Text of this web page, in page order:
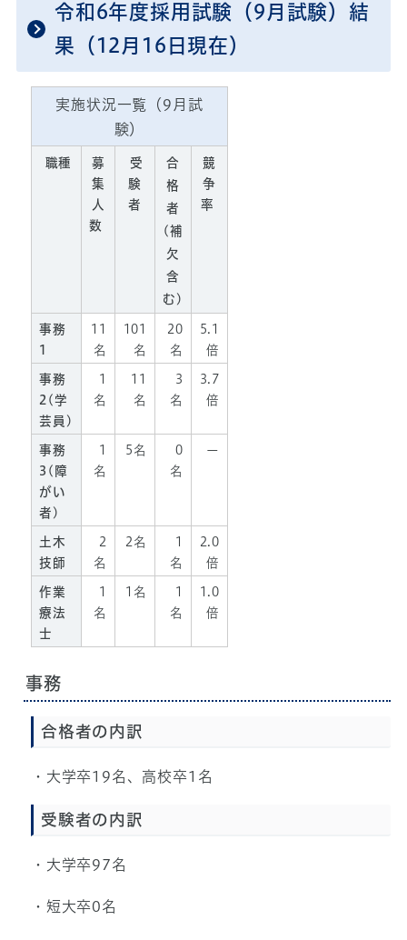
令和6年度採用試験（9月試験）結
果（12月16日現在）
実施状況一覧（9月試
験）
職種
募
集
人
数
受
験
者
合
格
者
(補
欠
含
む)
競
争
率
事務
1
11
名
101
名
20
名
5.1
倍
事務
2(学
芸員)
1
名
11
名
3
名
3.7
倍
事務
3(障
がい
者)
1
名
5名
0
名
ー
土木
技師
2
名
2名
1
名
2.0
倍
作業
療法
士
1
名
1名
1
名
1.0
倍
事務
合格者の内訳
・大学卒19名、高校卒1名
受験者の内訳
・大学卒97名
・短大卒0名